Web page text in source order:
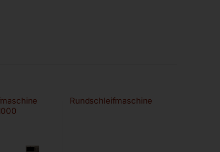
Rundschleifmaschine